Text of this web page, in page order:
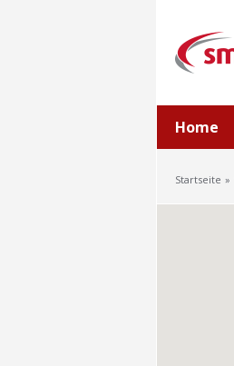
Home
Startseite